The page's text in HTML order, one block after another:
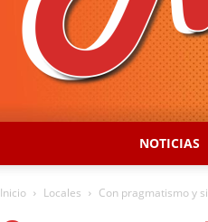
NOTICIAS
Inicio Locales Con pragmatismo y